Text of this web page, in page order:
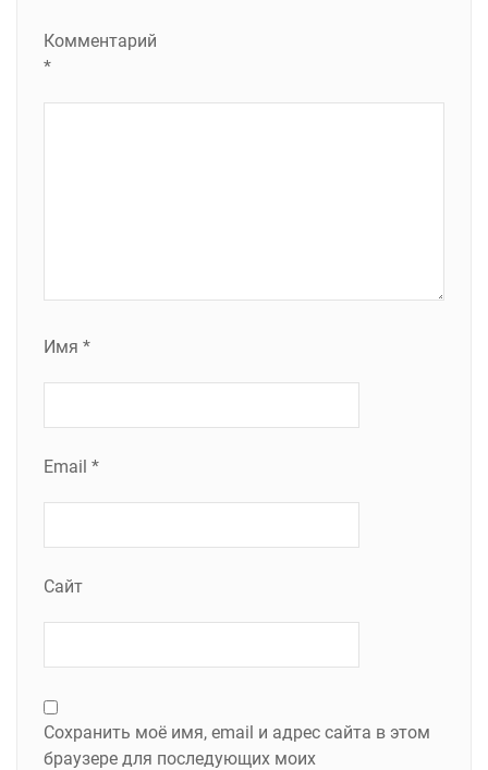
Комментарий
*
Имя *
Email *
Сайт
Сохранить моё имя, email и адрес сайта в этом
браузере для последующих моих